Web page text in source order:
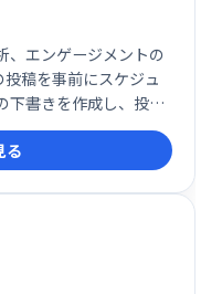
エンゲージメントの
稿を事前にスケジュ
下書きを作成し、投稿
稿させます。
る